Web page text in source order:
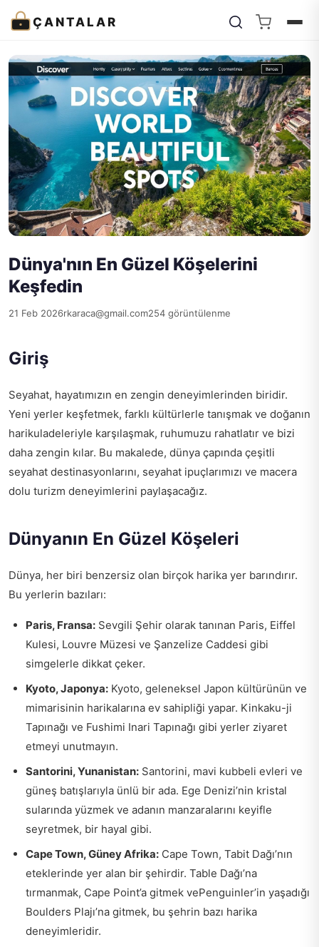
ÇANTALAR
Dünya'nın En Güzel Köşelerini
Keşfedin
21 Feb 2026rkaraca@gmail.com254 görüntülenme
Giriş
Seyahat, hayatımızın en zengin deneyimlerinden biridir.
Yeni yerler keşfetmek, farklı kültürlerle tanışmak ve doğanın
harikuladeleriyle karşılaşmak, ruhumuzu rahatlatır ve bizi
daha zengin kılar. Bu makalede, dünya çapında çeşitli
seyahat destinasyonlarını, seyahat ipuçlarımızı ve macera
dolu turizm deneyimlerini paylaşacağız.
Dünyanın En Güzel Köşeleri
Dünya, her biri benzersiz olan birçok harika yer barındırır.
Bu yerlerin bazıları:
Paris, Fransa: Sevgili Şehir olarak tanınan Paris, Eiffel
Kulesi, Louvre Müzesi ve Şanzelize Caddesi gibi
simgelerle dikkat çeker.
Kyoto, Japonya: Kyoto, geleneksel Japon kültürünün ve
mimarisinin harikalarına ev sahipliği yapar. Kinkaku-ji
Tapınağı ve Fushimi Inari Tapınağı gibi yerler ziyaret
etmeyi unutmayın.
Santorini, Yunanistan: Santorini, mavi kubbeli evleri ve
güneş batışlarıyla ünlü bir ada. Ege Denizi’nin kristal
sularında yüzmek ve adanın manzaralarını keyifle
seyretmek, bir hayal gibi.
Cape Town, Güney Afrika: Cape Town, Tabit Dağı’nın
eteklerinde yer alan bir şehirdir. Table Dağı’na
tırmanmak, Cape Point’a gitmek vePenguinler’in yaşadığı
Boulders Plajı’na gitmek, bu şehrin bazı harika
deneyimleridir.